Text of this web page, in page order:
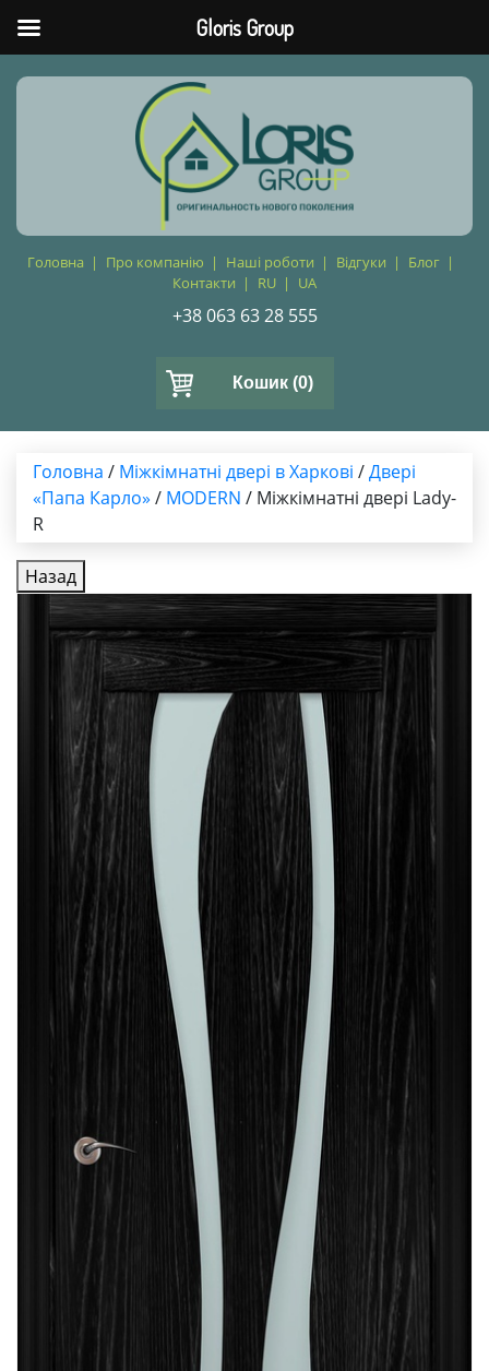
Головна Про компанію Наші роботи Відгуки
Блог
Контакти
RU UA
+38 063 63 28 555
Кошик (0)
Головна / Міжкімнатні двері в Харкові /Двері
«Папа Карло» / MODERN / Міжкімнатні двері Lady-
R
Назад
Gloris Group